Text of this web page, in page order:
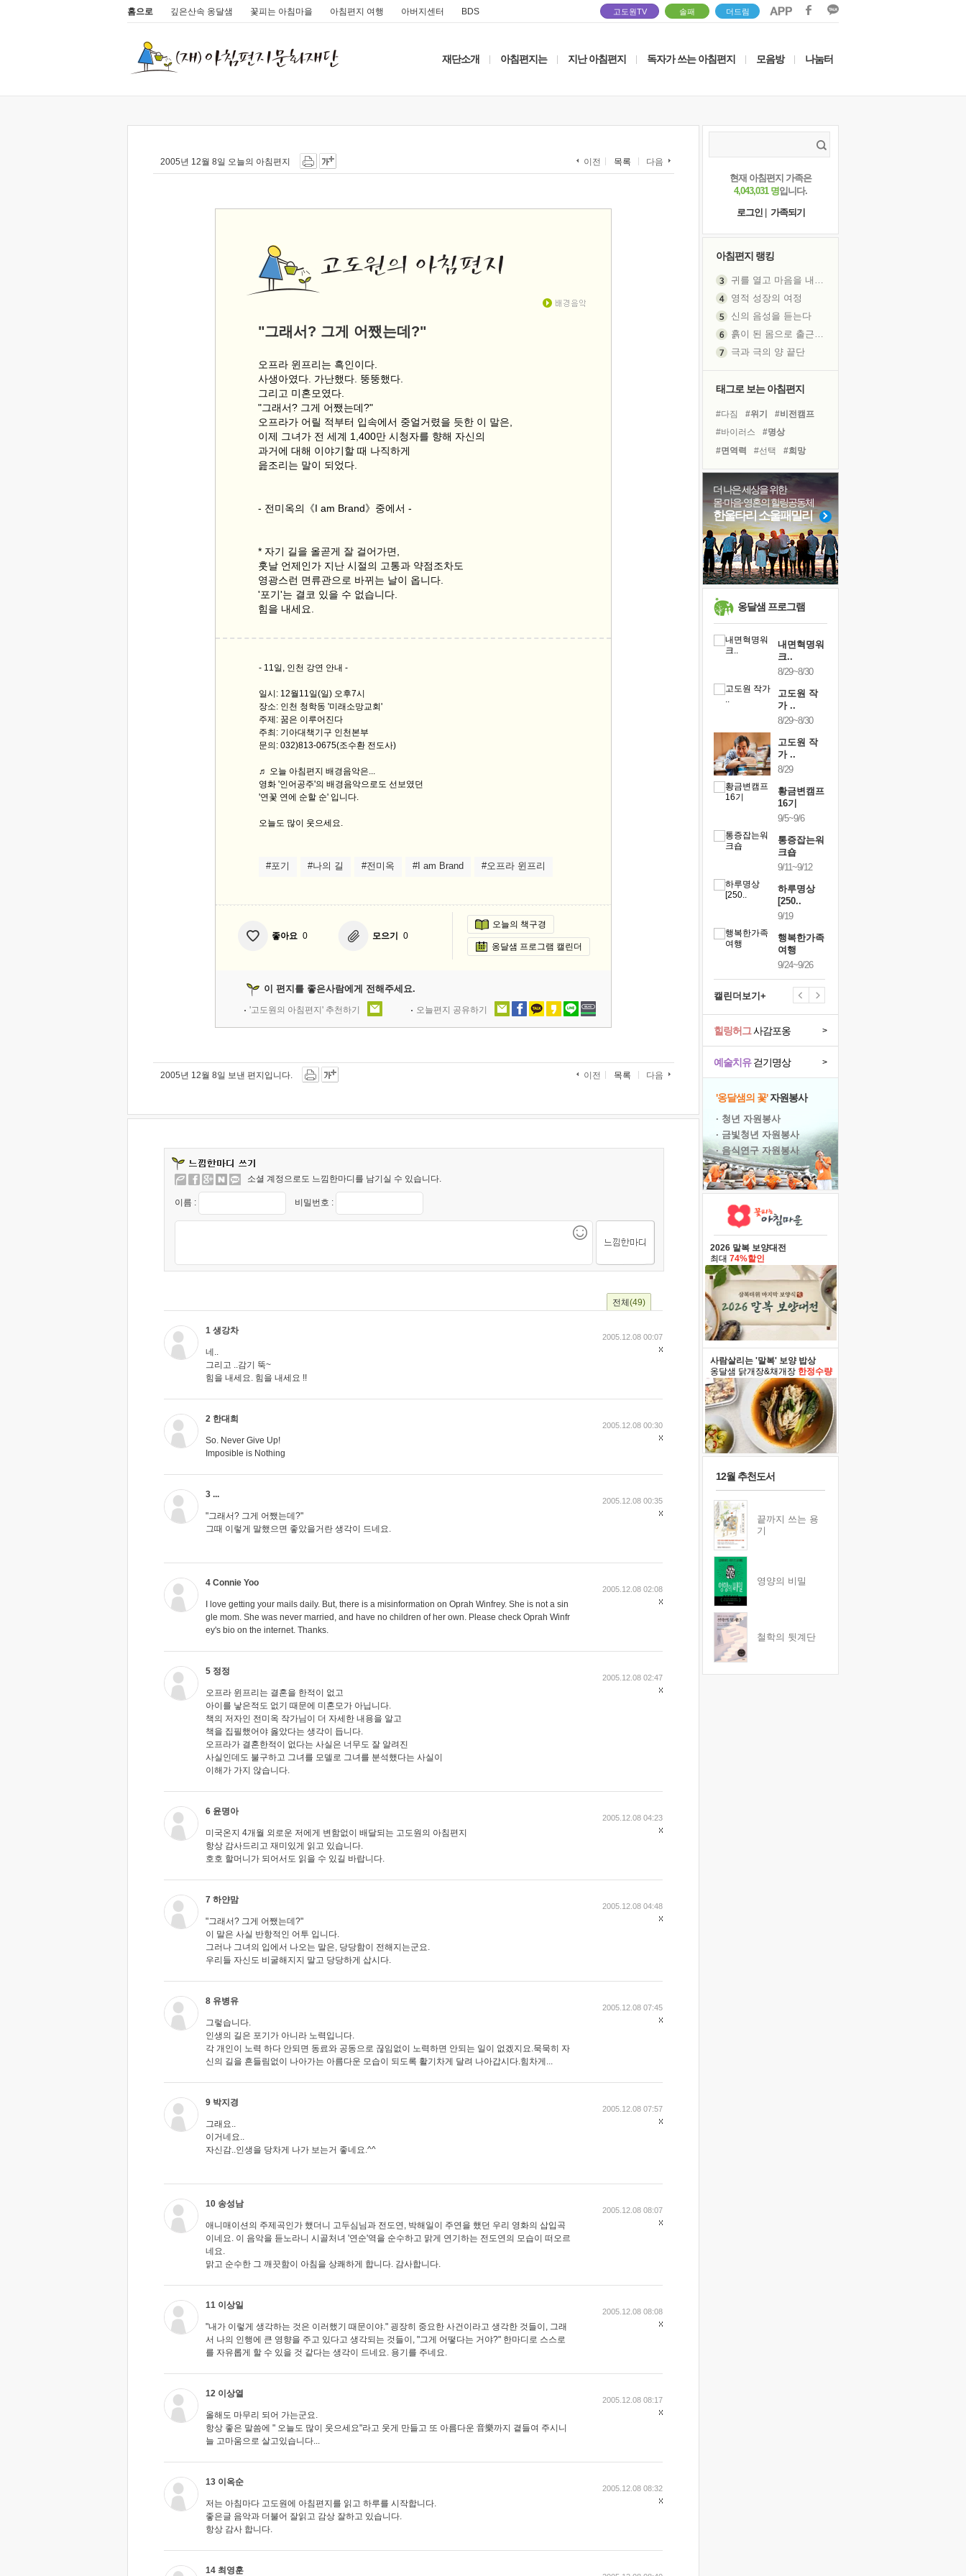
홈으로 깊은산속 옹달샘 꽃피는 아침마을 아침편지 여행 아버지센터 BDS 고도원TV 솔패 더드림
재단소개 아침편지는 지난 아침편지 독자가 쓰는 아침편지 모음방 나눔터
2005년 12월 8일 오늘의 아침편지 이전 목록 다음
"그래서? 그게 어쨌는데?"
오프라 윈프리는 흑인이다.
사생아였다. 가난했다. 뚱뚱했다.
그리고 미혼모였다.
"그래서? 그게 어쨌는데?"
오프라가 어릴 적부터 입속에서 중얼거렸을 듯한 이 말은,
이제 그녀가 전 세계 1,400만 시청자를 향해 자신의
과거에 대해 이야기할 때 나직하게
읊조리는 말이 되었다.
- 전미옥의《I am Brand》중에서 -
* 자기 길을 올곧게 잘 걸어가면,
훗날 언제인가 지난 시절의 고통과 약점조차도
영광스런 면류관으로 바뀌는 날이 옵니다.
'포기'는 결코 있을 수 없습니다.
힘을 내세요.
- 11일, 인천 강연 안내 -
일시: 12월11일(일) 오후7시
장소: 인천 청학동 '미래소망교회'
주제: 꿈은 이루어진다
주최: 기아대책기구 인천본부
문의: 032)813-0675(조수환 전도사)
♬ 오늘 아침편지 배경음악은...
영화 '인어공주'의 배경음악으로도 선보였던
'연꽃 연에 순할 순' 입니다.
오늘도 많이 웃으세요.
#포기 #나의 길 #전미옥 #I am Brand #오프라 윈프리
좋아요 0 모으기 0
오늘의 책구경
옹달샘 프로그램 캘린더
이 편지를 좋은사람에게 전해주세요.
'고도원의 아침편지' 추천하기 오늘편지 공유하기
2005년 12월 8일 보낸 편지입니다. 이전 목록 다음
소셜 계정으로도 느낌한마디를 남기실 수 있습니다.
이름 : 비밀번호 :
전체 (49)
1 생강차
네..
그리고 ..감기 뚝~
힘을 내세요. 힘을 내세요 !!
2005.12.08 00:07
2 한대희
So. Never Give Up!
Imposible is Nothing
2005.12.08 00:30
3 ...
"그래서? 그게 어쨌는데?"
그때 이렇게 말했으면 좋았을거란 생각이 드네요.
2005.12.08 00:35
4 Connie Yoo
I love getting your mails daily. But, there is a misinformation on Oprah Winfrey. She is not a sin
gle mom. She was never married, and have no children of her own. Please check Oprah Winfr
ey's bio on the internet. Thanks.
2005.12.08 02:08
5 정정
오프라 윈프리는 결혼을 한적이 없고
아이를 낳은적도 없기 때문에 미혼모가 아닙니다.
책의 저자인 전미옥 작가님이 더 자세한 내용을 알고
책을 집필했어야 옳았다는 생각이 듭니다.
오프라가 결혼한적이 없다는 사실은 너무도 잘 알려진
사실인데도 불구하고 그녀를 모델로 그녀를 분석했다는 사실이
이해가 가지 않습니다.
2005.12.08 02:47
6 윤명아
미국온지 4개월 외로운 저에게 변함없이 배달되는 고도원의 아침편지
항상 감사드리고 재미있게 읽고 있습니다.
호호 할머니가 되어서도 읽을 수 있길 바랍니다.
2005.12.08 04:23
7 하얀맘
"그래서? 그게 어쨌는데?"
이 말은 사실 반항적인 어투 입니다.
그러나 그녀의 입에서 나오는 말은, 당당함이 전해지는군요.
우리들 자신도 비굴해지지 말고 당당하게 삽시다.
2005.12.08 04:48
8 유병유
그렇습니다.
인생의 길은 포기가 아니라 노력입니다.
각 개인이 노력 하다 안되면 동료와 공동으로 끊임없이 노력하면 안되는 일이 없겠지요.묵묵히 자
신의 길을 흔들림없이 나아가는 아름다운 모습이 되도록 활기차게 달려 나아갑시다.힘차게...
2005.12.08 07:45
9 박지경
그래요..
이거네요..
자신감..인생을 당차게 나가 보는거 좋네요.^^
2005.12.08 07:57
10 송성남
애니매이션의 주제곡인가 했더니 고두심님과 전도연, 박해일이 주연을 했던 우리 영화의 삽입곡
이네요. 이 음악을 듣노라니 시골처녀 '연순'역을 순수하고 맑게 연기하는 전도연의 모습이 떠오르
네요.
맑고 순수한 그 깨끗함이 아침을 상쾌하게 합니다. 감사합니다.
2005.12.08 08:07
11 이상일
"내가 이렇게 생각하는 것은 이러했기 때문이야." 굉장히 중요한 사건이라고 생각한 것들이, 그래
서 나의 인행에 큰 영향을 주고 있다고 생각되는 것들이, "그게 어떻다는 거야?" 한마디로 스스로
를 자유롭게 할 수 있을 것 같다는 생각이 드네요. 용기를 주네요.
2005.12.08 08:08
12 이상열
올해도 마무리 되어 가는군요.
항상 좋은 말씀에 " 오늘도 많이 웃으세요"라고 웃게 만들고 또 아름다운 音樂까지 곁들여 주시니
늘 고마움으로 살고있습니다...
2005.12.08 08:17
13 이옥순
저는 아침마다 고도원에 아침편지를 읽고 하루를 시작합니다.
좋은글 음악과 더불어 잘읽고 감상 잘하고 있습니다.
항상 감사 합니다.
2005.12.08 08:32
14 최영훈
현재 아침편지 가족은
4,043,031 명입니다.
로그인
가족되기
아침편지 랭킹
귀를 열고 마음을 내어주고
영적 성장의 여정
신의 음성을 듣는다
흙이 된 몸으로 출근하는 여자
극과 극의 양 끝단
아픈 아버지를 위한 공간 설계
슬럼프
보고 싶은 어머니
유년 시절의 부산 영도 바다
못된 꼰대들
너무 황홀한 꽃들이여!
희망이란
'모른다'는 것
태그로 보는 아침편지
#다짐 #위기
#비전캠프
#바이러스
#명상
#면역력
#선택
#희망
#링컨학교
#독서캠프
#독서
#리더
#경험
#건강
#사람
#도움
#친구
#힐링 #삶
#계획
#나눔
더 나은 세상을 위한
몸·마음·영혼의 힐링공동체
한울타리 소울패밀리
옹달샘 프로그램
내면혁명워
크..
8/29~8/30
고도원 작
가 ..
8/29~8/30
고도원 작
가 ..
8/29
황금변캠프
16기
9/5~9/6
통증잡는워
크숍
9/11~9/12
하루명상
[250..
9/19
행복한가족
여행
9/24~9/26
캘린더보기+
예술치유걷기명상 >
힐링허그사감포옹 >
'옹달샘의 꽃'자원봉사
· 청년 자원봉사
· 금빛청년 자원봉사
· 음식연구 자원봉사
2026 말복 보양대전
최대 74%할인
사람살리는 '말복' 보양 밥상
옹달샘 닭개장&채개장 한정수량
12월 추천도서
끝까지 쓰는 용
기
영양의 비밀
철학의 뒷계단